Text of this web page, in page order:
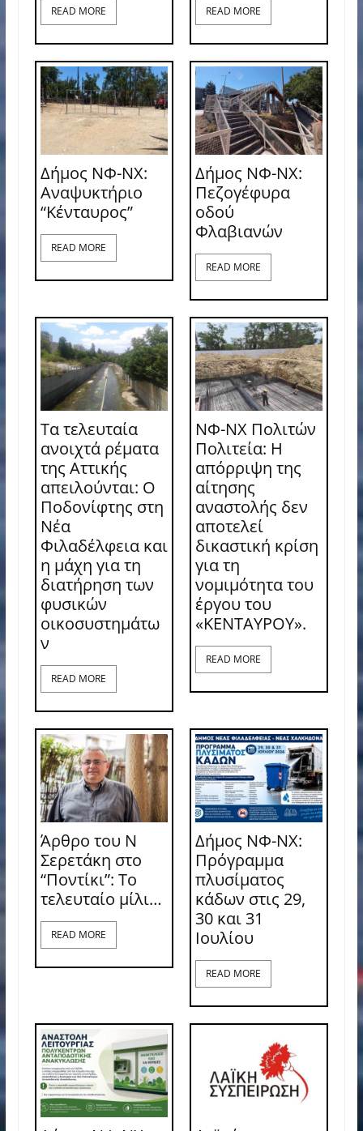
READ MORE READ MORE
Δήμος ΝΦ-ΝΧ:
Αναψυκτήριο
“Κένταυρος”
READ MORE
Δήμος ΝΦ-ΝΧ:
Πεζογέφυρα
οδού
Φλαβιανών
READ MORE
Τα τελευταία
ανοιχτά ρέματα
της Αττικής
απειλούνται: Ο
Ποδονίφτης στη
Νέα
Φιλαδέλφεια και
η μάχη για τη
διατήρηση των
φυσικών
οικοσυστημάτω
ν
READ MORE
ΝΦ-ΝΧ Πολιτών
Πολιτεία: Η
απόρριψη της
αίτησης
αναστολής δεν
αποτελεί
δικαστική κρίση
για τη
νομιμότητα του
έργου του
«ΚΕΝΤΑΥΡΟΥ».
READ MORE
Άρθρο του Ν
Σερετάκη στο
“Ποντίκι”: Το
τελευταίο μίλι…
READ MORE
Δήμος ΝΦ-ΝΧ:
Πρόγραμμα
πλυσίματος
κάδων στις 29,
30 και 31
Ιουλίου
READ MORE